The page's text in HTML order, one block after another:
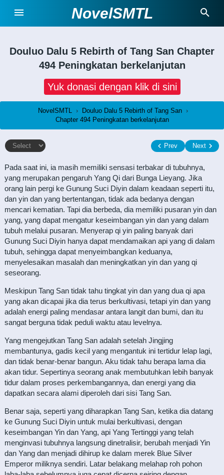
NovelSMTL
Douluo Dalu 5 Rebirth of Tang San Chapter
494 Peningkatan berkelanjutan
Yuk donasi dengan klik di sini
NovelSMTL › Douluo Dalu 5 Rebirth of Tang San ›
Chapter 494 Peningkatan berkelanjutan
Prev Next
Pada saat ini, ia masih memiliki sensasi terbakar di tubuhnya,
yang merupakan pengaruh Yang Qi dari Bunga Lieyang. Jika
orang lain pergi ke Gunung Suci Diyin dalam keadaan seperti itu,
dan yin dan yang bertentangan, tidak ada bedanya dengan
mencari kematian. Tapi dia berbeda, dia memiliki pusaran yin dan
yang, yang dapat mengatur keseimbangan yin dan yang dalam
tubuh melalui pusaran. Menyerap qi yin paling banyak dari
Gunung Suci Diyin hanya dapat mendamaikan api yang di dalam
tubuh, sehingga dapat menyeimbangkan keduanya,
menyelesaikan masalah dan meningkatkan yin dan yang qi
seseorang.
Meskipun Tang San tidak tahu tingkat yin dan yang dua qi apa
yang akan dicapai jika dia terus berkultivasi, tetapi yin dan yang
adalah energi paling mendasar antara langit dan bumi, dan itu
sangat berguna tidak peduli waktu atau levelnya.
Yang mengejutkan Tang San adalah setelah Jingjing
membantunya, gadis kecil yang mengantuk ini tertidur lelap lagi,
dan tidak benar-benar bangun. Aku tidak tahu berapa lama dia
akan tidur. Sepertinya seorang anak membutuhkan lebih banyak
tidur dalam proses perkembangannya, dan energi yang dia
dapatkan secara alami diperoleh dari sisi Tang San.
Benar saja, seperti yang diharapkan Tang San, ketika dia datang
ke Gunung Suci Diyin untuk mulai berkultivasi, dengan
keseimbangan Yin dan Yang, api Yang Tertinggi yang telah
menginvasi tubuhnya langsung dinetralisir, berubah menjadi Yin
dan Yang dan menjadi dihirup ke dalam merek Blue Silver
Emperor miliknya sendiri. Latar belakang melahap roh pohon